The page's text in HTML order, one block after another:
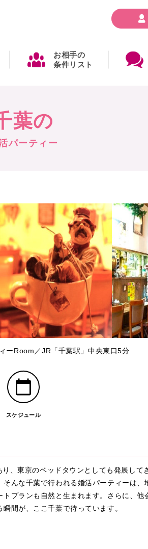
お相手の
条件リスト
葉の
パーティー
ーRoom／JR「千葉駅」中央東口5分
スケジュール
、東京のベッドタウンとしても発展し
んな千葉で行われる婚活パーティーは
プランも自然と生まれます。さらに、他
間が、ここ千葉で待っています。